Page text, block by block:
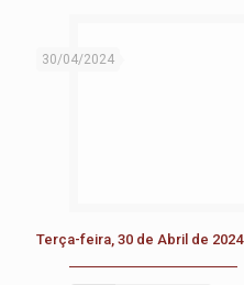
30/04/2024
Terça-feira, 30 de Abril de 2024